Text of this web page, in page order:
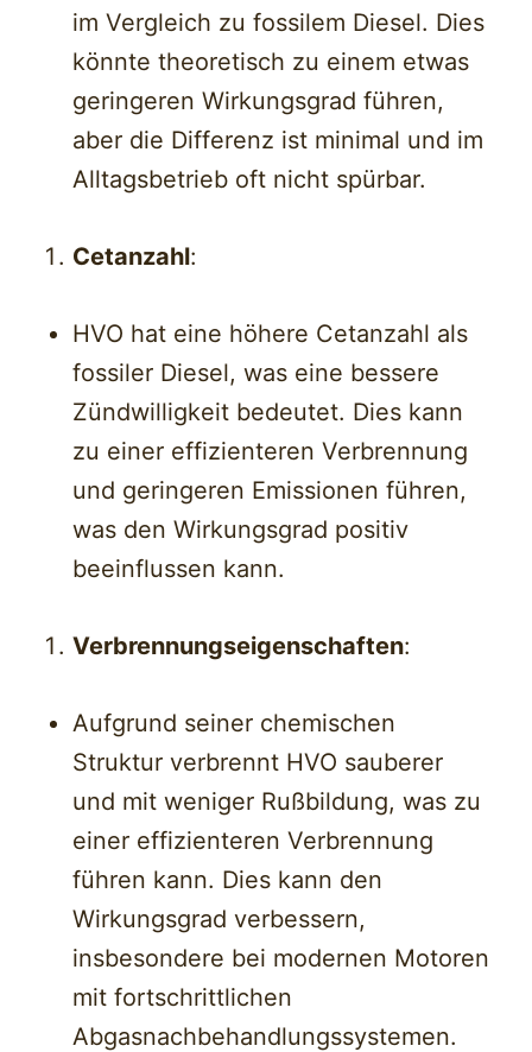
im Vergleich zu fossilem Diesel. Dies
könnte theoretisch zu einem etwas
geringeren Wirkungsgrad führen,
aber die Differenz ist minimal und im
Alltagsbetrieb oft nicht spürbar.
Cetanzahl:
HVO hat eine höhere Cetanzahl als
fossiler Diesel, was eine bessere
Zündwilligkeit bedeutet. Dies kann
zu einer effizienteren Verbrennung
und geringeren Emissionen führen,
was den Wirkungsgrad positiv
beeinflussen kann.
Verbrennungseigenschaften:
Aufgrund seiner chemischen
Struktur verbrennt HVO sauberer
und mit weniger Rußbildung, was zu
einer effizienteren Verbrennung
führen kann. Dies kann den
Wirkungsgrad verbessern,
insbesondere bei modernen Motoren
mit fortschrittlichen
Abgasnachbehandlungssystemen.